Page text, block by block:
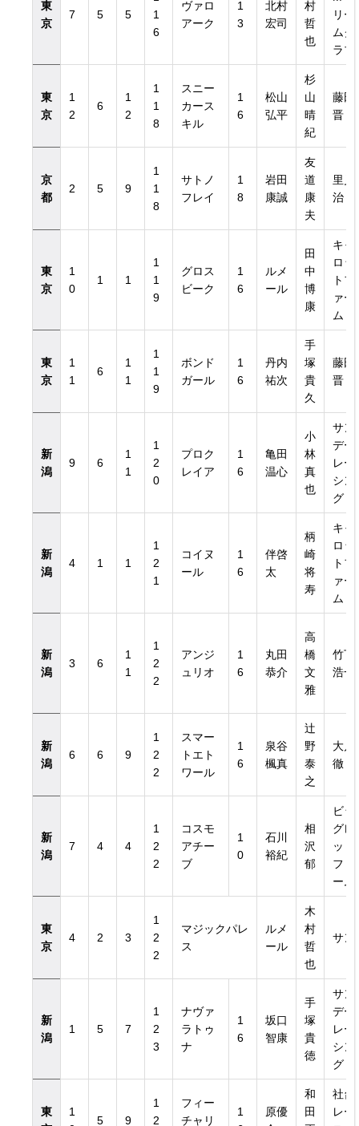
東
京
7 5 5
1
6
ヴァロ
アーク
1
3
北村
宏司
村
哲
也
リー
ムク
ラブ
東
京
1
2
6
1
2
1
1
8
スニー
カース
キル
1
6
松山
弘平
杉
山
晴
紀
藤田
晋
京
都
2 5 9
1
1
8
サトノ
フレイ
1
8
岩田
康誠
友
道
康
夫
里見
治
東
京
1
0
1 1
1
1
9
グロス
ビーク
1
6
ルメ
ール
田
中
博
康
キャ
ロッ
トフ
ァー
ム
東
京
1
1
6
1
1
1
1
9
ボンド
ガール
1
6
丹内
祐次
手
塚
貴
久
藤田
晋
新
潟
9 6
1
1
1
2
0
プロク
レイア
1
6
亀田
温心
小
林
真
也
サン
デー
レー
シン
グ
新
潟
4 1 1
1
2
1
コイヌ
ール
1
6
伴啓
太
柄
崎
将
寿
キャ
ロッ
トフ
ァー
ム
新
潟
3 6
1
1
1
2
2
アンジ
ュリオ
1
6
丸田
恭介
高
橋
文
雅
竹下
浩一
新
潟
6 6 9
1
2
2
スマー
トエト
ワール
1
6
泉谷
楓真
辻
野
泰
之
大川
徹
新
潟
7 4 4
1
2
2
コスモ
アチー
ブ
1
0
石川
裕紀
相
沢
郁
ビッ
グレ
ッド
ファ
ーム
東
京
4 2 3
1
2
2
マジックパレ
ス
ルメ
ール
木
村
哲
也
サン
新
潟
1 5 7
1
2
3
ナヴァ
ラトゥ
ナ
1
6
坂口
智康
手
塚
貴
徳
サン
デー
レー
シン
グ
東
1
5 9
1
2
フィー
チャリ
1
原優
和
田
社台
レー